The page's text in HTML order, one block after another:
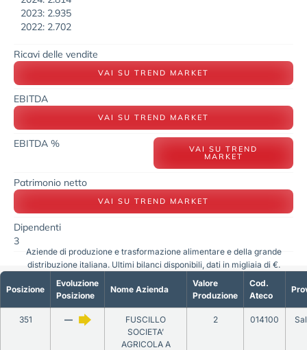
2023: 2.935
2022: 2.702
Ricavi delle vendite
VAI SU TREND MARKET
EBITDA
VAI SU TREND MARKET
EBITDA % VAI SU TREND
MARKET
Patrimonio netto
VAI SU TREND MARKET
Dipendenti
3
Posizione
Evoluzione
Posizione
Nome Azienda
Valore
Produzione
Cod.
Ateco
351 —
FUSCILLO
SOCIETA’
AGRICOLA A
2 014100
Aziende di produzione e trasformazione alimentare e della grande
distribuzione italiana. Ultimi bilanci disponibili, dati in migliaia di €.